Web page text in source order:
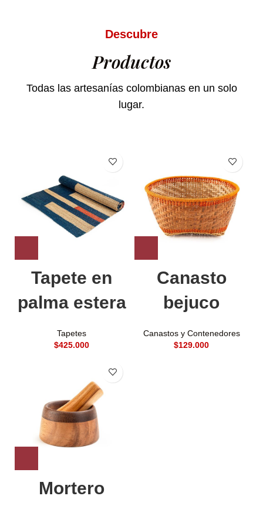
Descubre
Productos
Todas las artesanías colombianas en un solo
lugar.
Tapete en
palma estera
Tapetes
$
Canasto
bejuco
Canastos y Contenedores
$
Mortero